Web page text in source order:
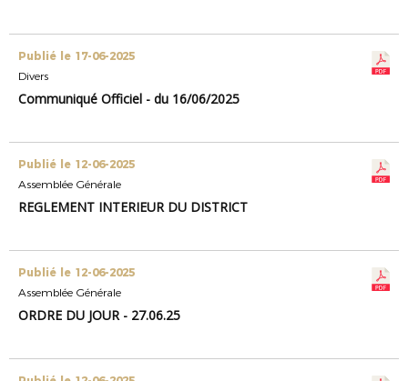
Publié le 17-06-2025
Divers
Communiqué Officiel - du 16/06/2025
Publié le 12-06-2025
Assemblée Générale
REGLEMENT INTERIEUR DU DISTRICT
Publié le 12-06-2025
Assemblée Générale
ORDRE DU JOUR - 27.06.25